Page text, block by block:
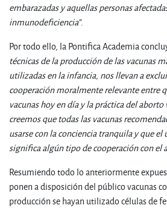
embarazadas y aquellas personas
inmunodeficiencia”.
Por todo ello, la Pontifica Academia
técnicas de la producción de las vacunas
utilizadas en la infancia, nos llevan a
cooperación moralmente relevante entre
vacunas hoy en día y la práctica del
creemos que todas las vacunas
usarse con la conciencia tranquila y que el
significa algún tipo de cooperación con el
Resumiendo todo lo anteriormente
ponen a disposición del público vacunas
producción se hayan utilizado células de